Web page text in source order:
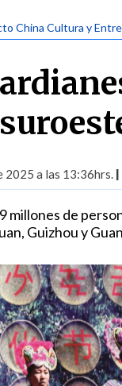
China Cultura y
2025 a las 13:36hrs. |
millones de
Guizhou y